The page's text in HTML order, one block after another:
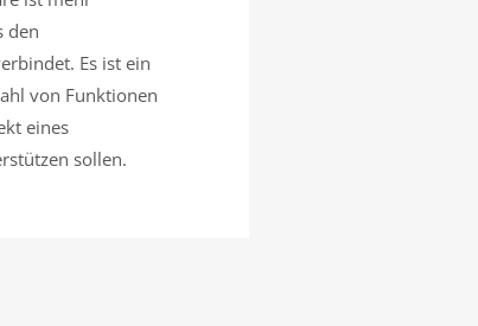
den
Es ist ein
von Funktionen
eines
sollen.